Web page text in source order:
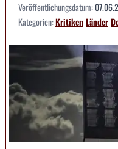
Veröffentlichungsdatum:
Kategorien:KritikenLänder